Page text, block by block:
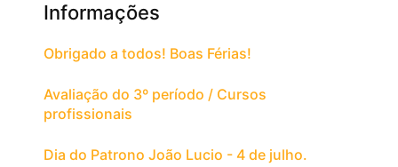
Informações
Obrigado a todos! Boas Férias!
Avaliação do 3º período / Cursos
profissionais
Dia do Patrono João Lucio - 4 de julho.